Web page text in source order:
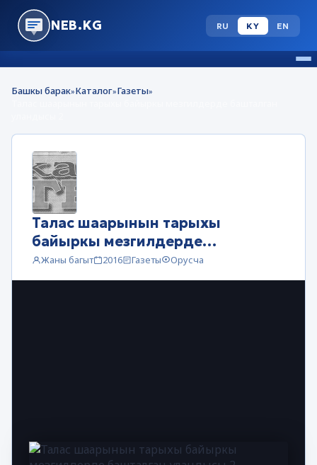
NEB.KG RU KY EN
Башкы барак»Каталог»Газеты»
Талас шаарынын тарыхы
байыркы мезгилдерде
башталган уландысы 2
Жаны багыт 2016 Газеты Орусча